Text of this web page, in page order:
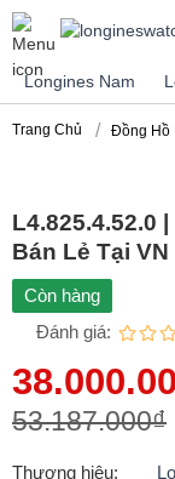
Longines Nam
Trang Chủ Đồng Hồ
L4.825.4.52.0
Bán Lẻ Tại VN
Còn hàng
Đánh giá:
53.187.000₫
Thương hiệu: